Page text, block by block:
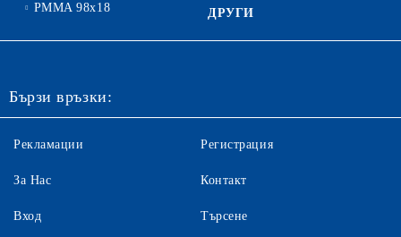
PMMA 98x18 ДРУГИ
Бързи връзки:
Рекламации
За Нас
Вход
Регистрация
Контакт
Търсене